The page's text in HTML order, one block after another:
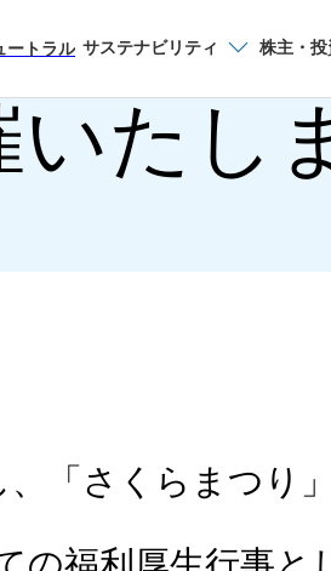
ートラル サステナビリティ 株主・投
索
いたし
「さくらまつり